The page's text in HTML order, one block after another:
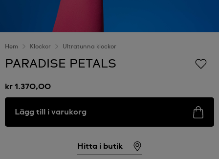
Hem Klockor Ultratunna klockor
PARADISE PETALS
kr 1.370,00
Lägg till i varukorg
Hitta i butik